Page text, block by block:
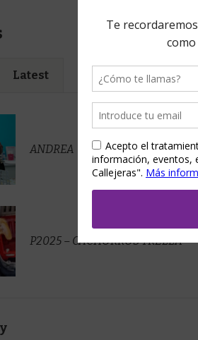
Latest
ANDREA
P2025 – CACHORROS TRELLA